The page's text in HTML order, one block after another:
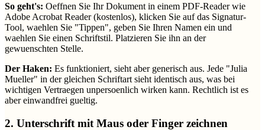
So geht's: Oeffnen Sie Ihr Dokument in einem PDF-Reader wie
Adobe Acrobat Reader (kostenlos), klicken Sie auf das Signatur-
Tool, waehlen Sie "Tippen", geben Sie Ihren Namen ein und
waehlen Sie einen Schriftstil. Platzieren Sie ihn an der
gewuenschten Stelle.
Der Haken: Es funktioniert, sieht aber generisch aus. Jede "Julia
Mueller" in der gleichen Schriftart sieht identisch aus, was bei
wichtigen Vertraegen unpersoenlich wirken kann. Rechtlich ist es
aber einwandfrei gueltig.
2. Unterschrift mit Maus oder Finger zeichnen